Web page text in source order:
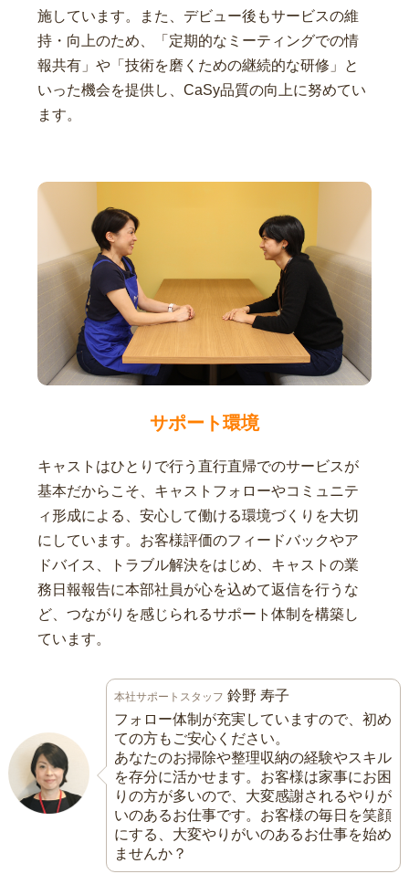
施しています。また、デビュー後もサービスの維
持・向上のため、「定期的なミーティングでの情
報共有」や「技術を磨くための継続的な研修」と
いった機会を提供し、CaSy品質の向上に努めてい
ます。
サポート環境
キャストはひとりで行う直行直帰でのサービスが
基本だからこそ、キャストフォローやコミュニテ
ィ形成による、安心して働ける環境づくりを大切
にしています。お客様評価のフィードバックやア
ドバイス、トラブル解決をはじめ、キャストの業
務日報報告に本部社員が心を込めて返信を行うな
ど、つながりを感じられるサポート体制を構築し
ています。
本社サポートスタッフ 鈴野 寿子
フォロー体制が充実していますので、初め
ての方もご安心ください。
あなたのお掃除や整理収納の経験やスキル
を存分に活かせます。お客様は家事にお困
りの方が多いので、大変感謝されるやりが
いのあるお仕事です。お客様の毎日を笑顔
にする、大変やりがいのあるお仕事を始め
ませんか？